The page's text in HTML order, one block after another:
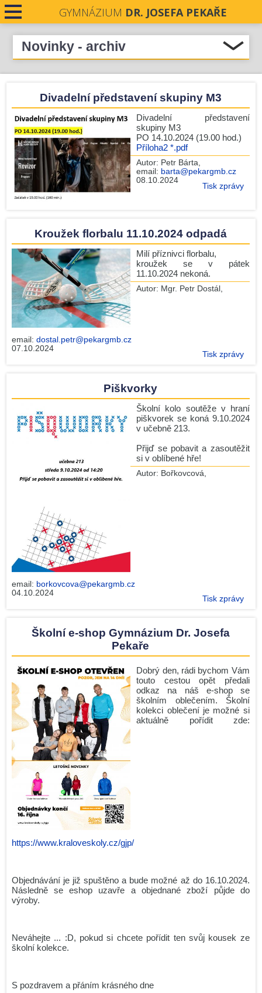
GYMNÁZIUM DR. JOSEFA PEKAŘE
PRO UČITELE
PRO VEŘEJNOST
PRO STUDENTY
NOVINKY
KONTAKTY
DOKUMENTY
UCHAZEČI O STUDIUM
Novinky - archiv
JSME OFICIÁLNÍM PŘÍPRAVNÝM CENTREM
CAMBRIDGE ENGLISH QUALIFICATION
Výběrový zájezd do Paříže
Život v pravěku
Pokyny k výběrovému zájezdu do Francie - Paříž 2024
Divadelní představení skupiny M3
Kroužek florbalu 11.10.2024 odpadá
Školní e-shop Gymnázium Dr. Josefa Pekaře
Poděkování za pomoc v rámci podzimních Srdíčkových
dnů
Basketbalový kroužek na GJP
Informační schůzka k výběrovému zájezdu - Paříž 2024
Historický klub – od 25.září
SOUTĚŽ O LOGO PLESU
Naši studenti na Maker Fair 2024 v Mladé Boleslavi
TŘÍDNÍ SCHŮZKY pro první ročníky
Maturita 2024 - podzim
František nepíše tiše!
Aktuální novinky
RSS
( pro zaměstnance )
Divadelní představení skupiny M3
Divadelní představení
skupiny M3
PO 14.10.2024 (19.00 hod.)
Příloha2 *.pdf
Autor: Petr Bárta,
email: barta@pekargmb.cz
08.10.2024
Tisk zprávy
Kroužek florbalu 11.10.2024 odpadá
Milí příznivci florbalu,
kroužek se v pátek
11.10.2024 nekoná.
Autor: Mgr. Petr Dostál
email: dostal.petr@pekargmb.cz
07.10.2024
Tisk zprávy
Piškvorky
Školní kolo soutěže v hraní
piškvorek se koná 9.10.2024
v učebně 213.
Přijď se pobavit a zasoutěžit
si v oblíbené hře!
Autor: Bořkovcová,
email: borkovcova@pekargmb.cz
04.10.2024
Tisk zprávy
Školní e-shop Gymnázium Dr. Josefa
Pekaře
Dobrý den, rádi bychom Vám
touto cestou opět předali
odkaz na náš e-shop se
školním oblečením. Školní
kolekci oblečení je možné si
aktuálně pořídit zde:
https://www.kraloveskoly.cz/gjp/
Objednávání je již spuštěno a bude možné až do 16.10.2024.
Následně se eshop uzavře a objednané zboží půjde do
výroby.
Neváhejte ... :D, pokud si chcete pořídit ten svůj kousek ze
školní kolekce.
S pozdravem a přáním krásného dne